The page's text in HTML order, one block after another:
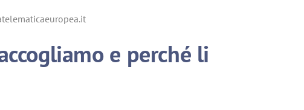
e perché li